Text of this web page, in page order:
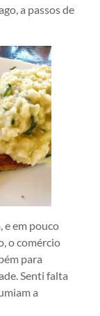
a passos de
e em pouco
o comércio
para
Senti falta
a